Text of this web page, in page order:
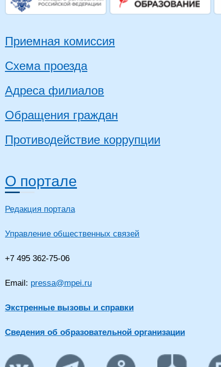
Приемная комиссия
Схема проезда
Адреса филиалов
Обращения граждан
Противодействие коррупции
О портале
Редакция портала
Управление общественных связей
+7 495 362-75-06
Email: pressa@mpei.ru
Экстренные вызовы и справки
Сведения об образовательной организации